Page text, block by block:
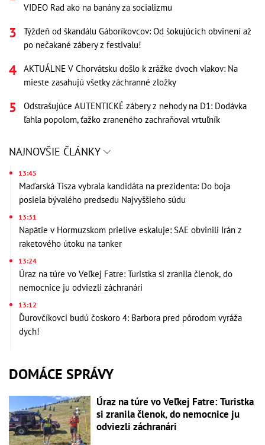
VIDEO Rad ako na banány za socializmu
Týždeň od škandálu Gáboríkovcov: Od šokujúcich obvinení až
po nečakané zábery z festivalu!
AKTUÁLNE V Chorvátsku došlo k zrážke dvoch vlakov: Na
mieste zasahujú všetky záchranné zložky
Odstrašujúce AUTENTICKÉ zábery z nehody na D1: Dodávka
ľahla popolom, ťažko zraneného zachraňoval vrtuľník
NAJNOVŠIE ČLÁNKY
13:45
Maďarská Tisza vybrala kandidáta na prezidenta: Do boja
posiela bývalého predsedu Najvyššieho súdu
13:31
Napätie v Hormuzskom prielive eskaluje: SAE obvinili Irán z
raketového útoku na tanker
13:24
Úraz na túre vo Veľkej Fatre: Turistka si zranila členok, do
nemocnice ju odviezli záchranári
13:12
Ďurovčíkovci budú čoskoro 4: Barbora pred pôrodom vyráža
dych!
DOMÁCE SPRÁVY
Úraz na túre vo Veľkej Fatre: Turistka
si zranila členok, do nemocnice ju
odviezli záchranári